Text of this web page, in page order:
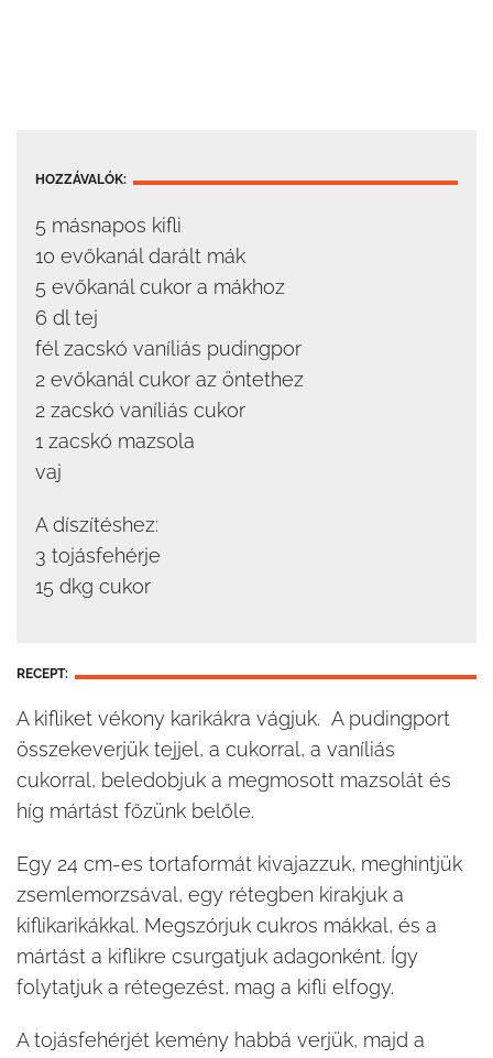
HOZZÁVALÓK:
5 másnapos kifli
10 evőkanál darált mák
5 evőkanál cukor a mákhoz
6 dl tej
fél zacskó vaníliás pudingpor
2 evőkanál cukor az öntethez
2 zacskó vaníliás cukor
1 zacskó mazsola
vaj
A díszítéshez:
3 tojásfehérje
15 dkg cukor
RECEPT:
A kifliket vékony karikákra vágjuk. A pudingport
összekeverjük tejjel, a cukorral, a vaníliás
cukorral, beledobjuk a megmosott mazsolát és
híg mártást főzünk belőle.
Egy 24 cm-es tortaformát kivajazzuk, meghintjük
zsemlemorzsával, egy rétegben kirakjuk a
kiflikarikákkal. Megszórjuk cukros mákkal, és a
mártást a kiflikre csurgatjuk adagonként. Így
folytatjuk a rétegezést, mag a kifli elfogy.
A tojásfehérjét kemény habbá verjük, majd a